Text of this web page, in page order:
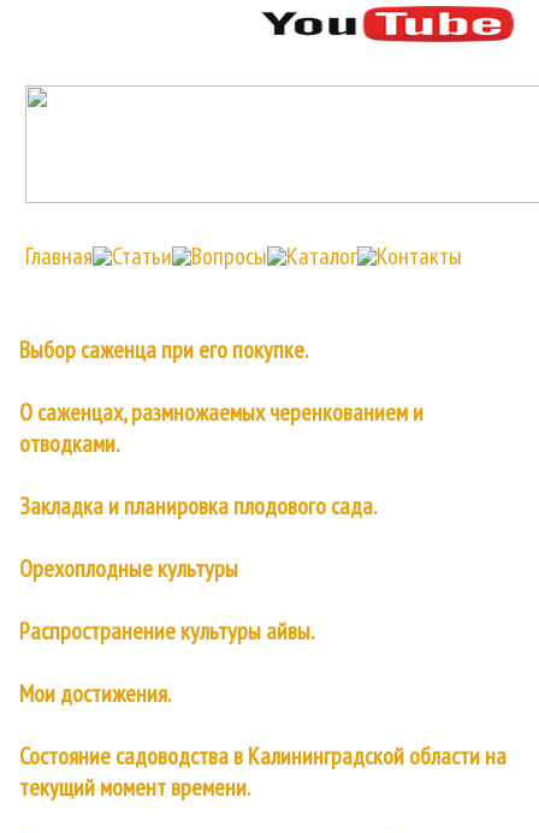
Главная Статьи Вопросы Каталог Контакты
Выбор саженца при его покупке.
О саженцах, размножаемых черенкованием и
отводками.
Закладка и планировка плодового сада.
Орехоплодные культуры
Распространение культуры айвы.
Мои достижения.
Состояние садоводства в Калининградской области на
текущий момент времени.